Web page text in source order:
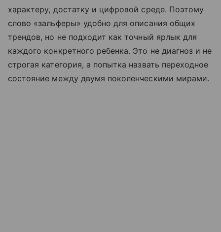
характеру, достатку и цифровой среде. Поэтому
слово «зальферы» удобно для описания общих
трендов, но не подходит как точный ярлык для
каждого конкретного ребенка. Это не диагноз и не
строгая категория, а попытка назвать переходное
состояние между двумя поколенческими мирами.